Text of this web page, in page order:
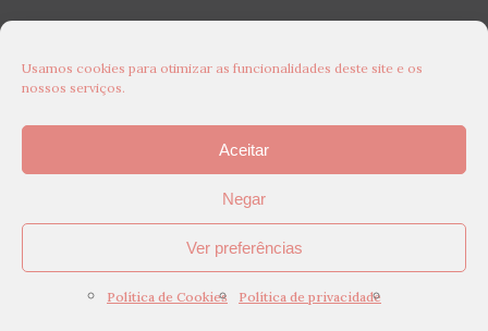
Usamos cookies para otimizar as funcionalidades deste site e os
nossos serviços.
Aceitar
Negar
Ver preferências
Política de Cookies Política de privacidade